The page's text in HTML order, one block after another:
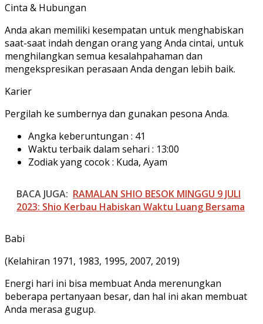
Cinta & Hubungan
Anda akan memiliki kesempatan untuk menghabiskan
saat-saat indah dengan orang yang Anda cintai, untuk
menghilangkan semua kesalahpahaman dan
mengekspresikan perasaan Anda dengan lebih baik.
Karier
Pergilah ke sumbernya dan gunakan pesona Anda.
Angka keberuntungan : 41
Waktu terbaik dalam sehari : 13:00
Zodiak yang cocok : Kuda, Ayam
BACA JUGA: RAMALAN SHIO BESOK MINGGU 9 JULI
2023: Shio Kerbau Habiskan Waktu Luang Bersama
Babi
(Kelahiran 1971, 1983, 1995, 2007, 2019)
Energi hari ini bisa membuat Anda merenungkan
beberapa pertanyaan besar, dan hal ini akan membuat
Anda merasa gugup.